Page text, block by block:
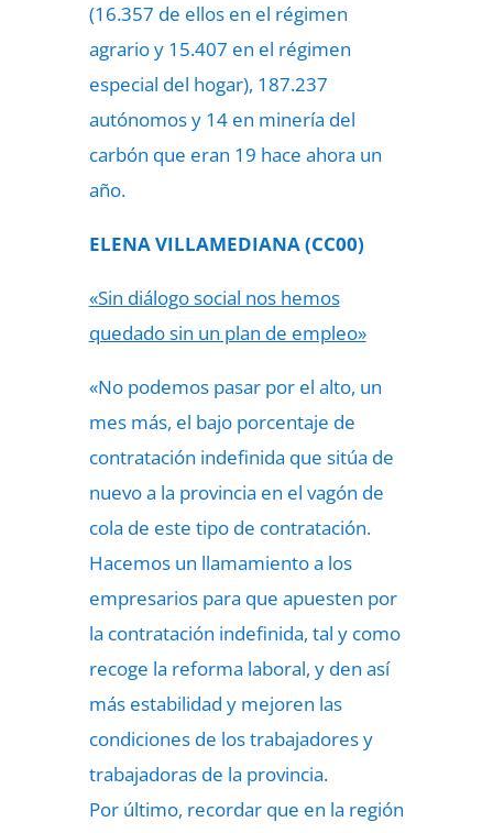
(16.357 de ellos en el régimen
agrario y 15.407 en el régimen
especial del hogar), 187.237
autónomos y 14 en minería del
carbón que eran 19 hace ahora un
año.
ELENA VILLAMEDIANA (CC00)
«Sin diálogo social nos hemos
quedado sin un plan de empleo»
«No podemos pasar por el alto, un
mes más, el bajo porcentaje de
contratación indefinida que sitúa de
nuevo a la provincia en el vagón de
cola de este tipo de contratación.
Hacemos un llamamiento a los
empresarios para que apuesten por
la contratación indefinida, tal y como
recoge la reforma laboral, y den así
más estabilidad y mejoren las
condiciones de los trabajadores y
trabajadoras de la provincia.
Por último, recordar que en la región